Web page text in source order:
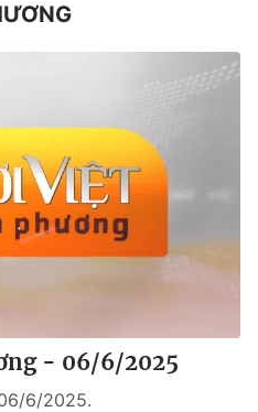
- 06/6/2025
6/2025.